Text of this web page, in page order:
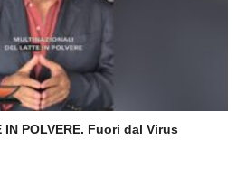
IN POLVERE. Fuori dal Virus